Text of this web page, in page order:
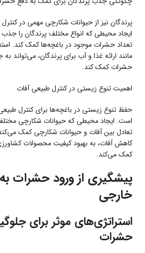
پرندگان نیز از حیوانات شکارچی مهمی در
ایجاد محیطی که انواع مختلف پرندگان را
تعداد حشرات موجود در باغچه‌ها کمک کند.
مانند ارائه غذا و آب برای پرندگان، می‌تواند
حشرات کمک کند.
اهمیت تنوع زیستی در کنترل طبیعی آفات
حفظ تنوع زیستی در باغچه‌ها برای کنترل
است. ایجاد محیطی که حیوانات شکارچی
تعادل بین آفات و حیوانات شکارچی کمک
کاهش آفات، به بهبود کیفیت محصولات
کمک می‌کند.
پیشگیری از ورود حشرات
خارجی
استراتژی‌های موثر برای
حشرات